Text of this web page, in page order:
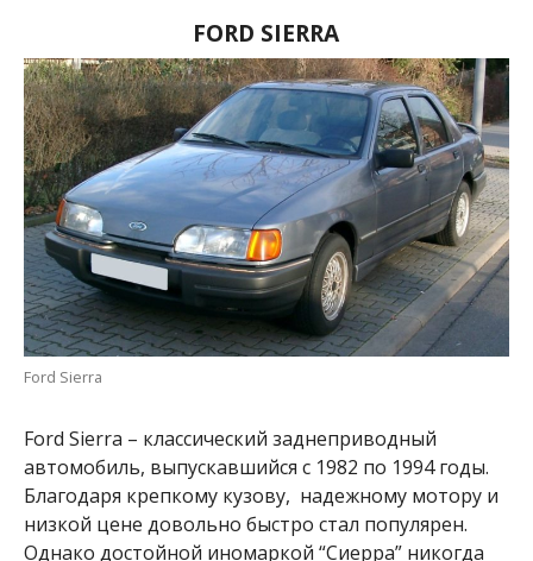
FORD SIERRA
Ford Sierra
Ford Sierra – классический заднеприводный
автомобиль, выпускавшийся с 1982 по 1994 годы.
Благодаря крепкому кузову, надежному мотору и
низкой цене довольно быстро стал популярен.
Однако достойной иномаркой “Сиерра” никогда